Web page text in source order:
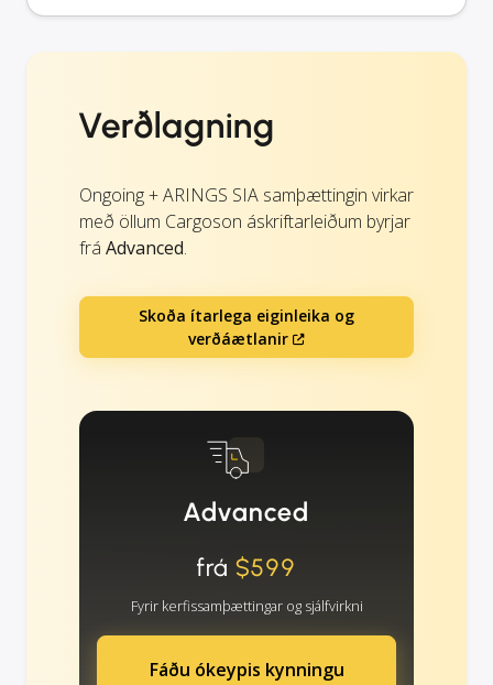
Verðlagning
Ongoing + ARINGS SIA samþættingin virkar
með öllum Cargoson áskriftarleiðum byrjar
frá Advanced.
Skoða ítarlega eiginleika og
verðáætlanir
Advanced
frá $599
Fyrir kerfissamþættingar og sjálfvirkni
Fáðu ókeypis kynningu